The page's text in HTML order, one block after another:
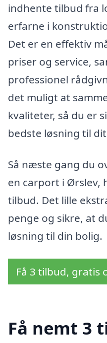
indhente tilbud fra
erfarne i
Det er en effektiv
priser og service,
professionel
det muligt at
kvaliteter, så du er
bedste løsning til
Så næste gang du
en carport i Ørslev,
tilbud. Det lille
penge og sikre, at
løsning til din bolig.
Få 3 tilbud, gratis
Få nemt 3